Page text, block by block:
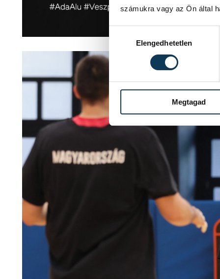
számukra vagy az Ön által
Elengedhetetlen
Megtagad